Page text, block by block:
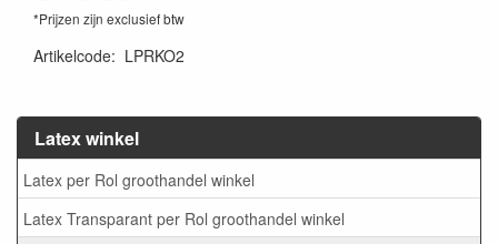
Latex winkel
Latex per Rol groothandel winkel
Latex Transparant per Rol groothandel winkel
*Prijzen zijn exclusief btw
Artikelcode: LPRKO2